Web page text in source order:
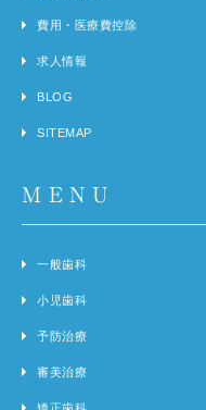
費用・医療費控除
求人情報
BLOG
SITEMAP
MENU
一般歯科
小児歯科
予防治療
審美治療